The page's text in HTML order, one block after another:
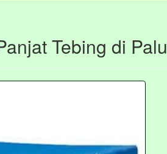
Tebing di Palu